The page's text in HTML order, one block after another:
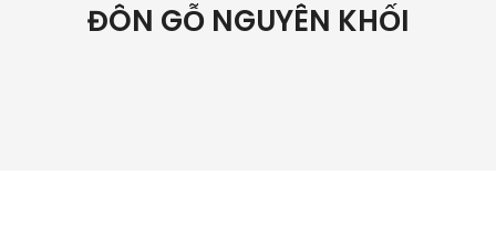
ĐÔN GỖ NGUYÊN KHỐI